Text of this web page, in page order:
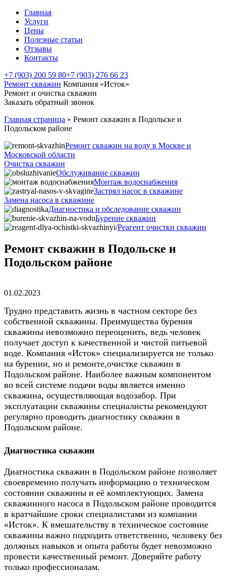
Главная
Услуги
Цены
Полезные статьи
Отзывы
Контакты
+7 (903) 200 59 80+7 (903) 276 66 23
Ремонт скважин Компания «Исток»
Ремонт и очистка скважин
Заказать обратный звонок
Главная страница » Ремонт скважин в Подольске и
Подольском районе
Ремонт скважин на воду в Москве и
Московской области
Очистка скважин
Обслуживание скважин
Монтаж водоснабжения
Застрял насос в скважине
Замена насоса в скважине
Диагностика и обследование скважин
Бурение скважин
Реагент очистки скважин
Ремонт скважин в Подольске и
Подольском районе
01.02.2023
Трудно представить жизнь в частном секторе без
собственной скважины. Преимущества бурения
скважины невозможно переоценить, ведь человек
получает доступ к качественной и чистой питьевой
воде. Компания «Исток» специализируется не только
на бурении, но и ремонте,очистке скважин в
Подольском районе. Наиболее важным компонентом
во всей системе подачи воды является именно
скважина, осуществляющая водозабор. При
эксплуатации скважины специалисты рекомендуют
регулярно проводить диагностику скважин в
Подольском районе.
Диагностика скважин
Диагностика скважин в Подольском районе позволяет
своевременно получать информацию о техническом
состоянии скважины и её комплектующих. Замена
скважинного насоса в Подольском районе проводится
в кратчайшие сроки специалистами из компании
«Исток». К вмешательству в техническое состояние
скважины важно подходить ответственно, человеку без
должных навыков и опыта работы будет невозможно
провести качественный ремонт. Доверяйте работу
только профессионалам.